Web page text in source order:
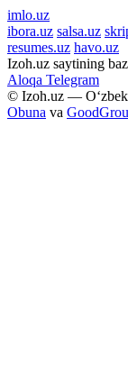
imlo.uz
ibora.uz salsa.uz
resumes.uz havo.uz
Izoh.uz saytining
Aloqa Telegram
© Izoh.uz —
Obuna va